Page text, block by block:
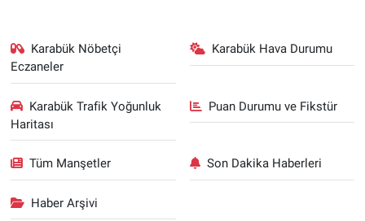
Karabük Nöbetçi
Eczaneler
Karabük Hava Durumu
Karabük Trafik Yoğunluk
Haritası
Puan Durumu ve Fikstür
Tüm Manşetler Son Dakika Haberleri
Haber Arşivi